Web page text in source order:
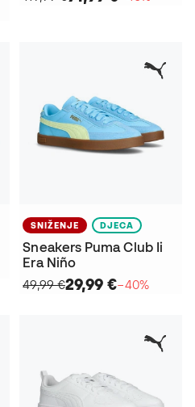
SNIŽENJE DJECA
Sneakers Puma Club Ii
Era Niño
49,99 €29,99 €−40%